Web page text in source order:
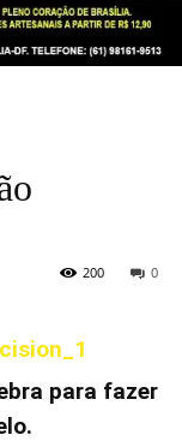
0
200
para fazer